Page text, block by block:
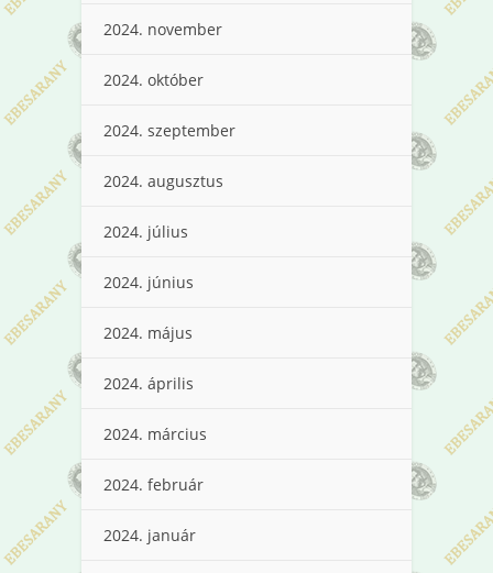
2024. november
2024. október
2024. szeptember
2024. augusztus
2024. július
2024. június
2024. május
2024. április
2024. március
2024. február
2024. január